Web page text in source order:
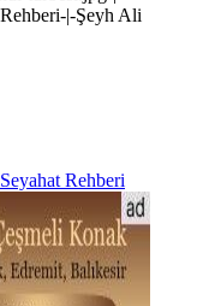
|-Şeyh Ali